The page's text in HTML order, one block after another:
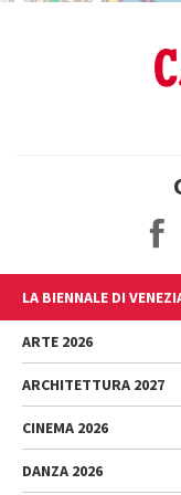
LA BIENNALE DI
L'Istituzione
Cariche istituzionali
Storia
Luoghi
Sponsorship
ARTE 2026
Esposizione
Intervento di
Intervento di Koyo
ARCHITETTURA 2027
Mostra
Partecipazioni
CINEMA 2026
Mostra
DANZA 2026